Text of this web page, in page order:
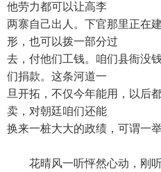
他劳力都可以让高李
两寨自己出人。下官那里正在
形，也可以拨一部分过
去，付他们工钱。咱们县衙没
们捐款。这条河道一
旦开拓，不仅今年能用，以后
卖，对朝廷咱们还能
换来一桩大大的政绩，可谓一
花晴风一听怦然心动，刚听